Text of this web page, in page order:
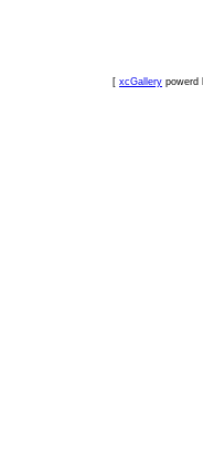
[ xcGallery